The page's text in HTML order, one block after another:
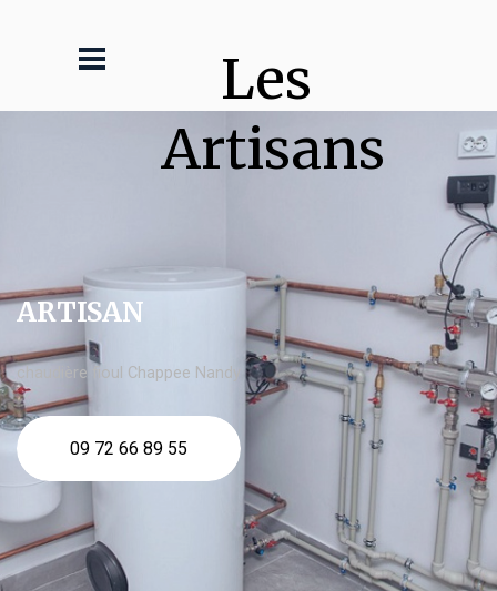
Les
Artisans
ARTISAN
chaudière fioul Chappee Nandy
09 72 66 89 55